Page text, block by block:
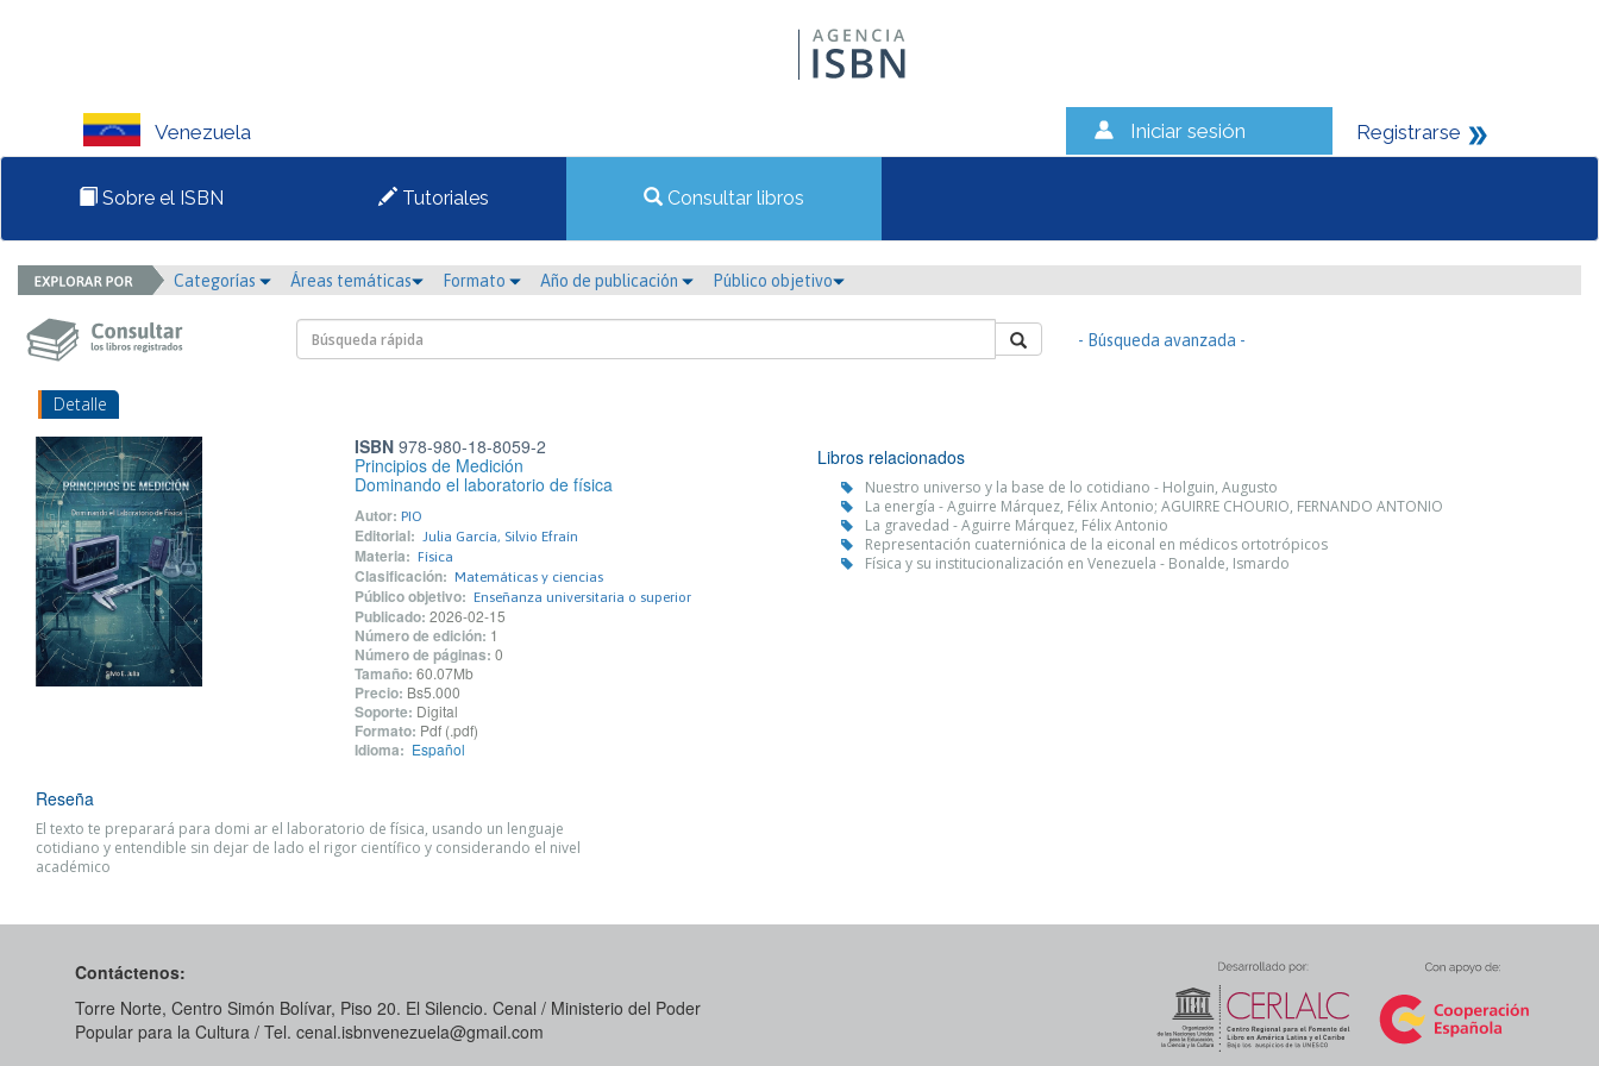
Venezuela Iniciar sesión Registrarse
Sobre el ISBN Tutoriales Consultar libros
Categorías Áreas temáticas Formato Año de publicación Público objetivo
- Búsqueda avanzada -
Detalle
ISBN978-980-18-8059-2
Principios de Medición
Dominando el laboratorio de física
Autor: PIO
Editorial: Julia García, Silvio Efraín
Materia: Física
Clasificación: Matemáticas y ciencias
Público objetivo: Enseñanza universitaria o superior
Publicado: 2026-02-15
Número de edición: 1
Número de páginas: 0
Tamaño: 60.07Mb
Precio: Bs5.000
Soporte: Digital
Formato: Pdf (.pdf)
Idioma: Español
Libros relacionados
Nuestro universo y la base de lo cotidiano - Holguin, Augusto
La energía - Aguirre Márquez, Félix Antonio; AGUIRRE CHOURIO, FERNANDO ANTONIO
La gravedad - Aguirre Márquez, Félix Antonio
Representación cuaterniónica de la eiconal en médicos ortotrópicos
Física y su institucionalización en Venezuela - Bonalde, Ismardo
Reseña
El texto te preparará para domi ar el laboratorio de física, usando un lenguaje
cotidiano y entendible sin dejar de lado el rigor científico y considerando el nivel
académico
Contáctenos:
Torre Norte, Centro Simón Bolívar, Piso 20. El Silencio. Cenal / Ministerio del Poder
Popular para la Cultura / Tel. cenal.isbnvenezuela@gmail.com